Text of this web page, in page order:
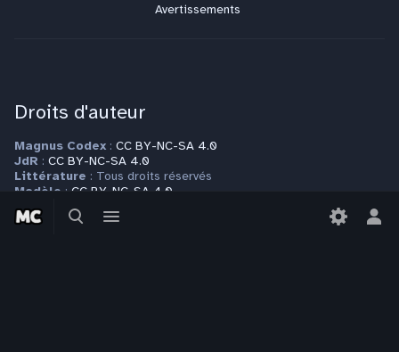
BasculerBasculer
le
Avertissements
Droits d'auteur
Magnus Codex : CC BY-NC-SA 4.0
JdR : CC BY-NC-SA 4.0
Littérature : Tous droits réservés
Modèle : CC BY-NC-SA 4.0
Autres espaces de nom